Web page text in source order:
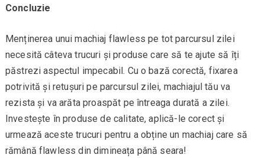
Concluzie
Menținerea unui machiaj flawless pe tot parcursul zilei
necesită câteva trucuri și produse care să te ajute să îți
păstrezi aspectul impecabil. Cu o bază corectă, fixarea
potrivită și retușuri pe parcursul zilei, machiajul tău va
rezista și va arăta proaspăt pe întreaga durată a zilei.
Investește în produse de calitate, aplică-le corect și
urmează aceste trucuri pentru a obține un machiaj care să
rămână flawless din dimineața până seara!